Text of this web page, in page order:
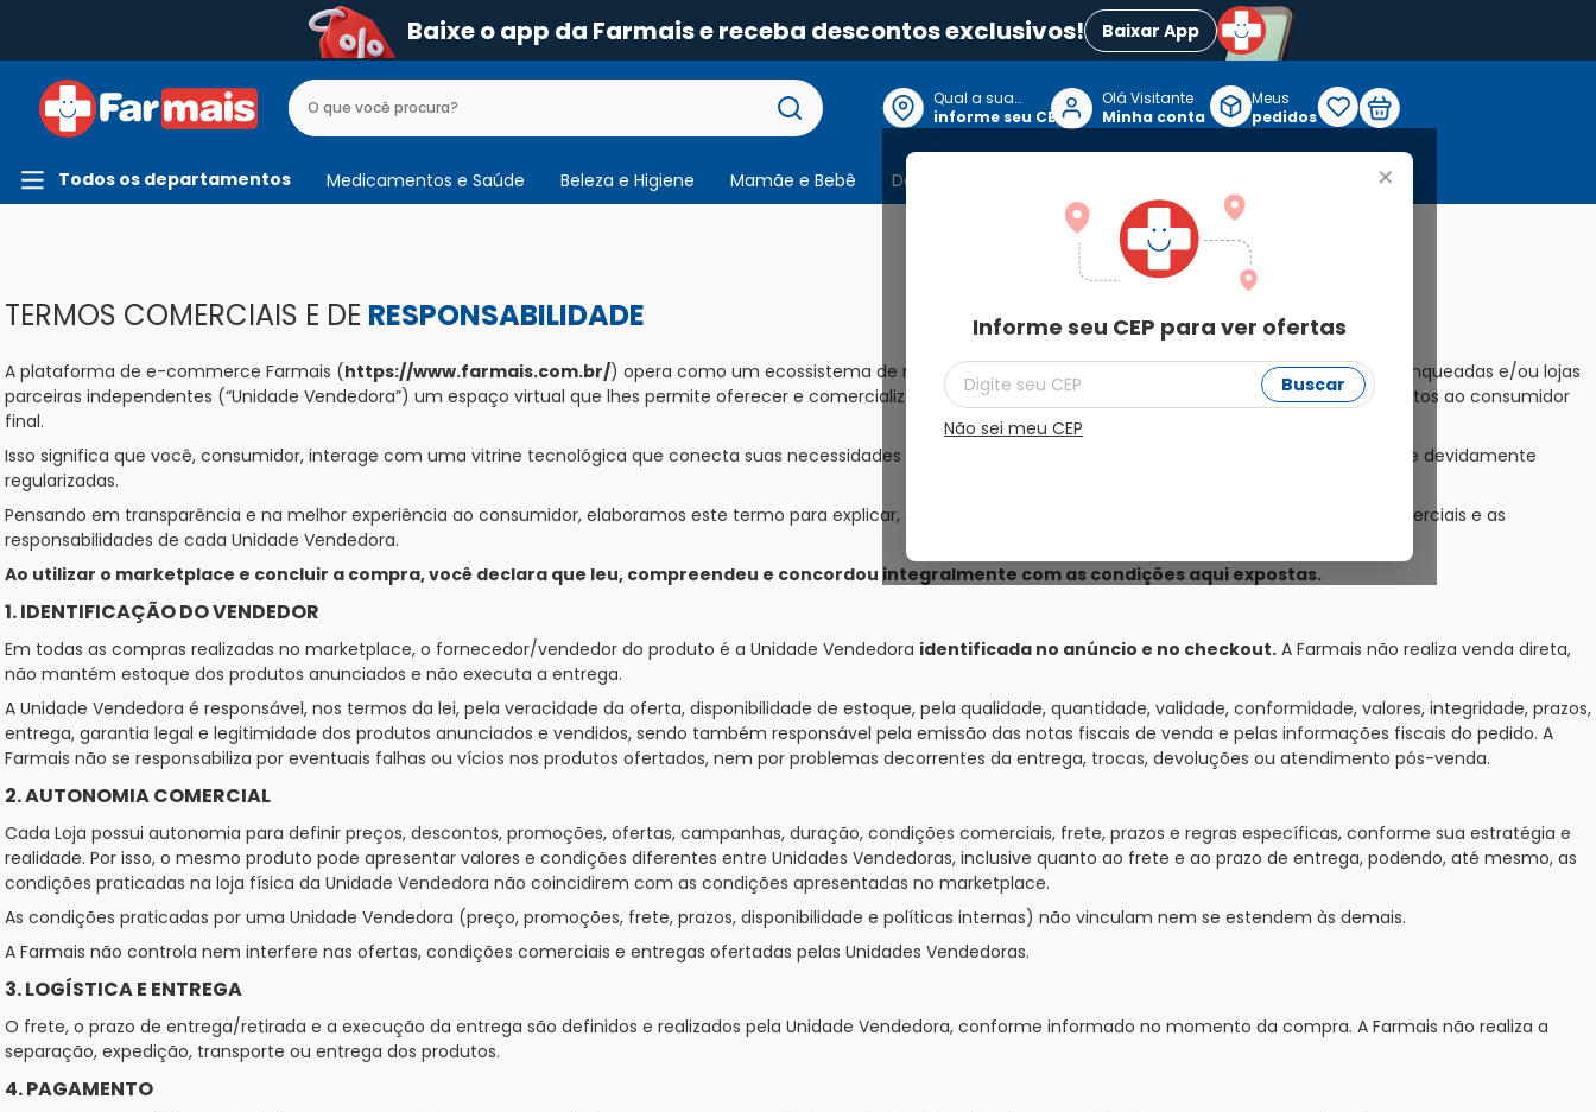
Baixe o app da Farmais e receba descontos exclusivos! Baixar App
Qual a sua
localização?
informe seu CEP
+
Informe seu CEP para ver ofertas
Buscar
Não sei meu CEP
Olá Visitante
Minha conta
Meus
pedidos
Todos os departamentos Medicamentos e Saúde Beleza e Higiene Mamãe e Bebê Dermocosmeticos
TERMOS COMERCIAIS E DE RESPONSABILIDADE
A plataforma de e-commerce Farmais (https://www.farmais.com.br/) opera como um ecossistema de marketplace, com a Farmais disponibilizando às unidades franqueadas e/ou lojas
parceiras independentes (“Unidade Vendedora”) um espaço virtual que lhes permite oferecer e comercializar, com total autonomia e sob suas responsabilidades, produtos ao consumidor
final.
Isso significa que você, consumidor, interage com uma vitrine tecnológica que conecta suas necessidades às Unidades Vendedoras, que são empresas independentes e devidamente
regularizadas.
Pensando em transparência e na melhor experiência ao consumidor, elaboramos este termo para explicar, de forma direta e clara, como funcionam as condições comerciais e as
responsabilidades de cada Unidade Vendedora.
Ao utilizar o marketplace e concluir a compra, você declara que leu, compreendeu e concordou integralmente com as condições aqui expostas.
1. IDENTIFICAÇÃO DO VENDEDOR
Em todas as compras realizadas no marketplace, o fornecedor/vendedor do produto é a Unidade Vendedora identificada no anúncio e no checkout. A Farmais não realiza venda direta,
não mantém estoque dos produtos anunciados e não executa a entrega.
A Unidade Vendedora é responsável, nos termos da lei, pela veracidade da oferta, disponibilidade de estoque, pela qualidade, quantidade, validade, conformidade, valores, integridade, prazos,
entrega, garantia legal e legitimidade dos produtos anunciados e vendidos, sendo também responsável pela emissão das notas fiscais de venda e pelas informações fiscais do pedido. A
Farmais não se responsabiliza por eventuais falhas ou vícios nos produtos ofertados, nem por problemas decorrentes da entrega, trocas, devoluções ou atendimento pós-venda.
2. AUTONOMIA COMERCIAL
Cada Loja possui autonomia para definir preços, descontos, promoções, ofertas, campanhas, duração, condições comerciais, frete, prazos e regras específicas, conforme sua estratégia e
realidade. Por isso, o mesmo produto pode apresentar valores e condições diferentes entre Unidades Vendedoras, inclusive quanto ao frete e ao prazo de entrega, podendo, até mesmo, as
condições praticadas na loja física da Unidade Vendedora não coincidirem com as condições apresentadas no marketplace.
As condições praticadas por uma Unidade Vendedora (preço, promoções, frete, prazos, disponibilidade e políticas internas) não vinculam nem se estendem às demais.
A Farmais não controla nem interfere nas ofertas, condições comerciais e entregas ofertadas pelas Unidades Vendedoras.
3. LOGÍSTICA E ENTREGA
O frete, o prazo de entrega/retirada e a execução da entrega são definidos e realizados pela Unidade Vendedora, conforme informado no momento da compra. A Farmais não realiza a
separação, expedição, transporte ou entrega dos produtos.
4. PAGAMENTO